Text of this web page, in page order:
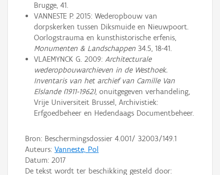
Brugge, 41.
VANNESTE P. 2015: Wederopbouw van
dorpskerken tussen Diksmuide en Nieuwpoort.
Oorlogstrauma en kunsthistorische erfenis,
Monumenten & Landschappen34.5, 18-41.
VLAEMYNCK G. 2009: Architecturale
wederopbouwarchieven in de Westhoek.
Inventaris van het archief van Camille Van
Elslande (1911-1962), onuitgegeven verhandeling,
Vrije Universiteit Brussel, Archivistiek:
Erfgoedbeheer en Hedendaags Documentbeheer.
Bron: Beschermingsdossier 4.001/ 32003/149.1
Auteurs: Vanneste, Pol
Datum: 2017
De tekst wordt ter beschikking gesteld door: